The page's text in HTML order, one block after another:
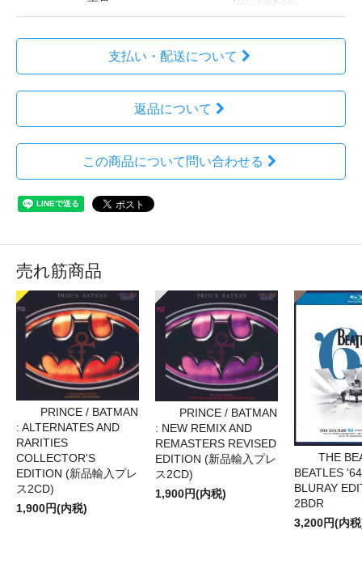
支払い・配送について
返品について
この商品について問い合わせる
売れ筋商品
PRINCE / BATMAN
: ALTERNATES AND
RARITIES
COLLECTOR'S
EDITION (新品輸入プレ
ス2CD)
1,900円(内税)
PRINCE / BATMAN
: NEW REMIX AND
REMASTERS REVISED
EDITION (新品輸入プレ
ス2CD)
1,900円(内税)
THE
BEATLES
BLURAY
2BDR
3,200円(内